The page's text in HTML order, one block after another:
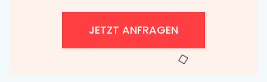
JETZT ANFRAGEN